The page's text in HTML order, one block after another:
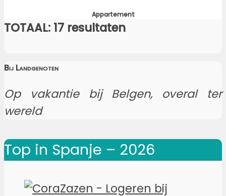
Appartement
TOTAAL: 17 resultaten
Bij Landgenoten
Op vakantie bij Belgen, overal ter
wereld
Top in Spanje – 2026